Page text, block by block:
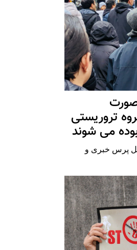
تروریستی
می شوند
پرس خبری و